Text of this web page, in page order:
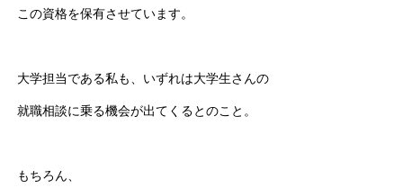
この資格を保有させています。
大学担当である私も、いずれは大学生さんの
就職相談に乗る機会が出てくるとのこと。
もちろん、